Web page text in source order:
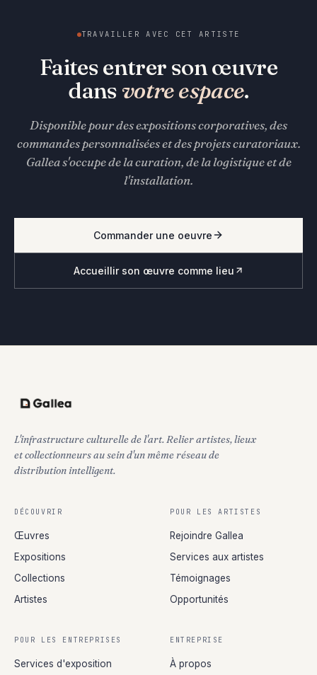
TRAVAILLER AVEC CET ARTISTE
Faites entrer son œuvre
dans votre espace.
Disponible pour des expositions corporatives, des
commandes personnalisées et des projets curatoriaux.
Gallea s'occupe de la curation, de la logistique et de
l'installation.
Commander une oeuvre
Accueillir son œuvre comme lieu
L'infrastructure culturelle de l'art. Relier artistes, lieux
et collectionneurs au sein d'un même réseau de
distribution intelligent.
DÉCOUVRIR
Œuvres
Expositions
Collections
Artistes
POUR LES ARTISTES
Rejoindre Gallea
Services aux artistes
Témoignages
Opportunités
POUR LES ENTREPRISES
Services d'exposition
ENTREPRISE
À propos